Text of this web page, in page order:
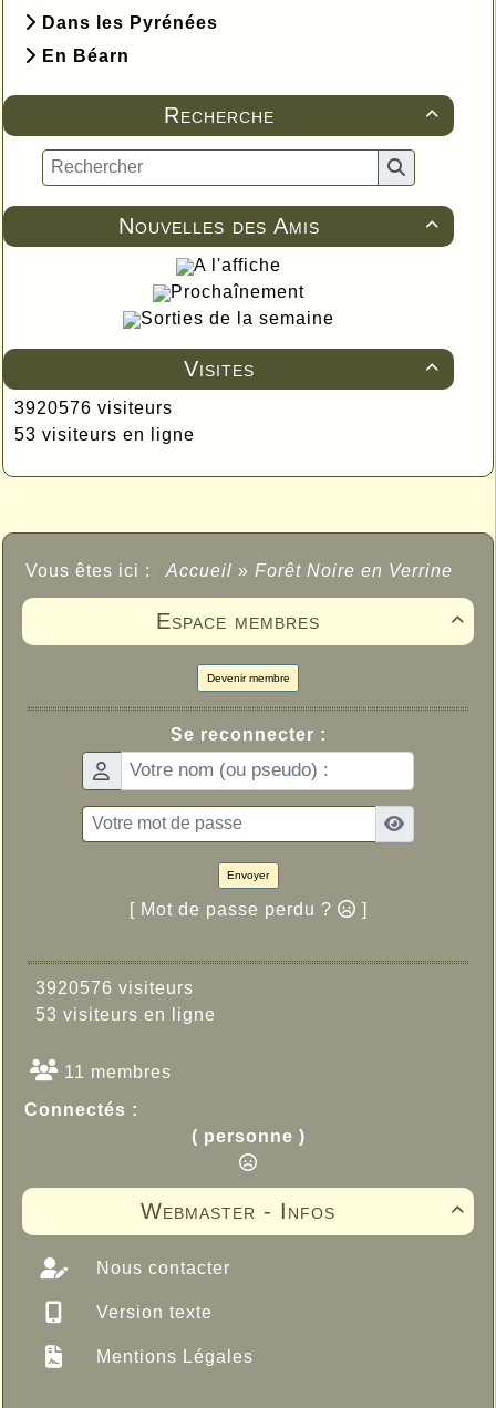
Dans les Pyrénées
En Béarn

Recherche

Nouvelles des Amis
A l'affiche
Prochaînement
Sorties de la semaine

Visites
3920576 visiteurs
53 visiteurs en ligne
Vous êtes ici : Accueil » Forêt Noire en Verrine

Espace membres
Devenir membre
Se reconnecter :
Envoyer
[ Mot de passe perdu ? ]
3920576 visiteurs
53 visiteurs en ligne
11 membres
Connectés :
( personne )

Webmaster - Infos
Nous contacter
Version texte
Mentions Légales